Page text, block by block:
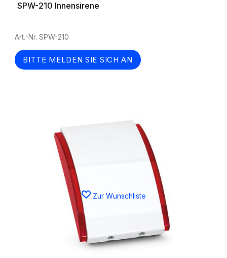
SPW-210 Innensirene
Art.-Nr. SPW-210
BITTE MELDEN SIE SICH AN
Zur Wunschliste